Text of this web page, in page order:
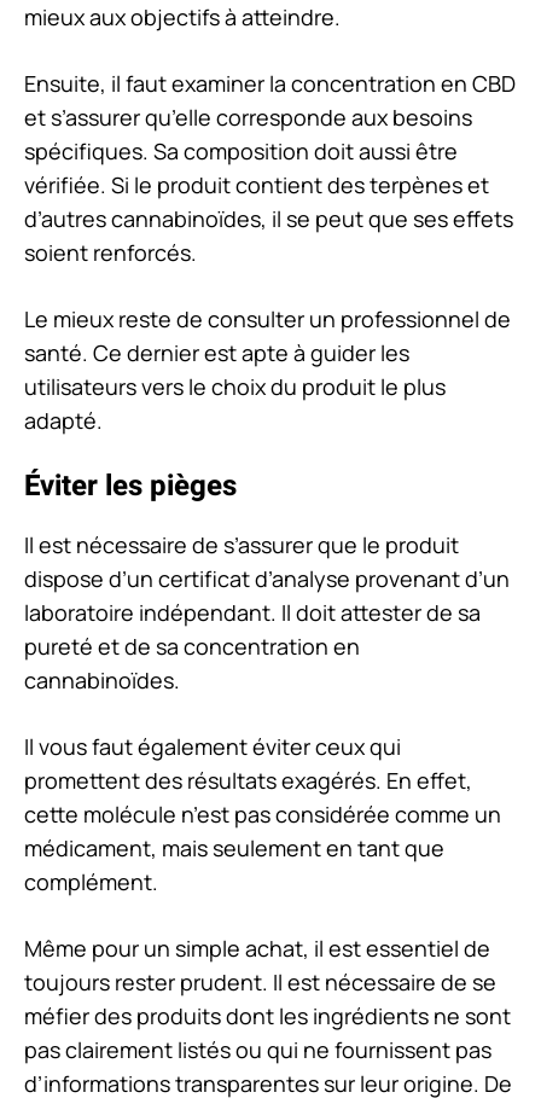
mieux aux objectifs à atteindre.
Ensuite, il faut examiner la concentration en CBD
et s’assurer qu’elle corresponde aux besoins
spécifiques. Sa composition doit aussi être
vérifiée. Si le produit contient des terpènes et
d’autres cannabinoïdes, il se peut que ses effets
soient renforcés.
Le mieux reste de consulter un professionnel de
santé. Ce dernier est apte à guider les
utilisateurs vers le choix du produit le plus
adapté.
Éviter les pièges
Il est nécessaire de s’assurer que le produit
dispose d’un certificat d’analyse provenant d’un
laboratoire indépendant. Il doit attester de sa
pureté et de sa concentration en
cannabinoïdes.
Il vous faut également éviter ceux qui
promettent des résultats exagérés. En effet,
cette molécule n’est pas considérée comme un
médicament, mais seulement en tant que
complément.
Même pour un simple achat, il est essentiel de
toujours rester prudent. Il est nécessaire de se
méfier des produits dont les ingrédients ne sont
pas clairement listés ou qui ne fournissent pas
d’informations transparentes sur leur origine. De